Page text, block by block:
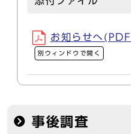
お知らせへ
別ウィンドウで開く
事後調査